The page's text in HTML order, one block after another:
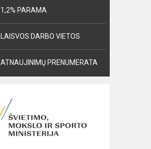
1,2% PARAMA
LAISVOS DARBO VIETOS
ATNAUJINIMŲ PRENUMERATA